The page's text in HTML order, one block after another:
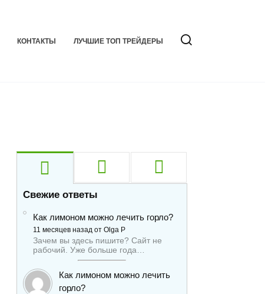
КОНТАКТЫ ЛУЧШИЕ ТОП ТРЕЙДЕРЫ
Свежие ответы
Как лимоном можно лечить горло?
11 месяцев назад от Olga P
Зачем вы здесь пишите? Сайт не
рабочий. Уже больше года…
Как лимоном можно лечить
горло?